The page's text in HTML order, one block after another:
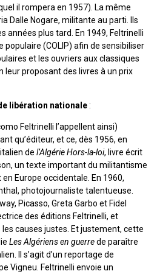
il rompera en 1957). La même
Dalle Nogare, militante au parti. Ils
années plus tard. En 1949, Feltrinelli
populaire (COLIP) afin de sensibiliser
et les ouvriers aux classiques
leur proposant des livres à un prix
libération nationale:
Feltrinelli l’appellent ainsi)
qu’éditeur, et ce, dès 1956, en
de l’Algérie Hors-la-loi, livre écrit
un texte important du militantisme
Europe occidentale. En 1960,
photojournaliste talentueuse.
Picasso, Greta Garbo et Fidel
des éditions Feltrinelli, et
causes justes. Et justement, cette
Les Algériens en guerrede paraître
Il s’agit d’un reportage de
Vigneu. Feltrinelli envoie un